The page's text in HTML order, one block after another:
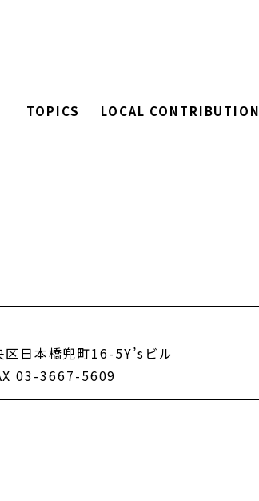
TOPICS
LOCAL CONTRIBUTION
区日本橋兜町16-5Y’sビル
03-3667-5609